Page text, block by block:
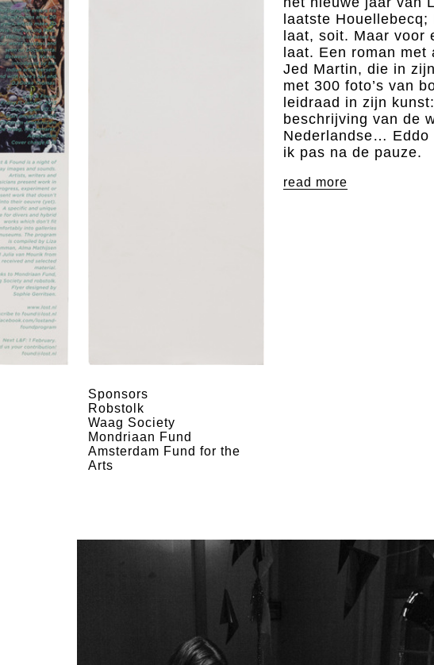
Sponsors
Robstolk
Waag Society
Mondriaan Fund
Amsterdam Fund for the
Arts
laatste
laat, soit. Maar voor
laat. Een roman
Jed Martin, die in
met 300 foto’s van
leidraad in zijn
beschrijving van de
Nederlandse… Eddo
ik pas na de pauze.
read more